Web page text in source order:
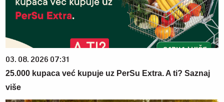
03. 08. 2026 07:31
25.000 kupaca već kupuje uz PerSu Extra. A ti? Saznaj
više